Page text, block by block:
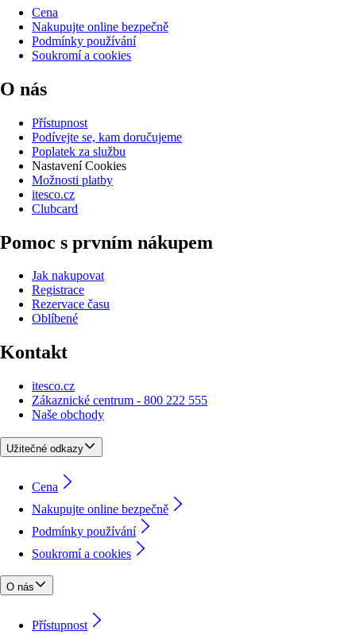
Cena
Nakupujte online bezpečně
Podmínky používání
Soukromí a cookies
O nás
Přístupnost
Podívejte se, kam doručujeme
Poplatek za službu
Nastavení Cookies
Možnosti platby
itesco.cz
Clubcard
Pomoc s prvním nákupem
Jak nakupovat
Registrace
Rezervace času
Oblíbené
Kontakt
itesco.cz
Zákaznické centrum - 800 222 555
Naše obchody
Užitečné odkazy
Cena
Nakupujte online bezpečně
Podmínky používání
Soukromí a cookies
O nás
Přístupnost